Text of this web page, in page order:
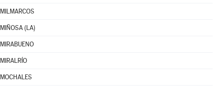
MILMARCOS
MIÑOSA (LA)
MIRABUENO
MIRALRÍO
MOCHALES